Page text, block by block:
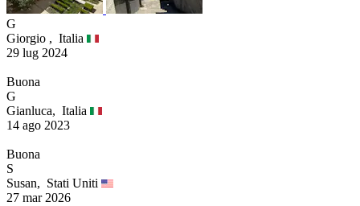
G
Giorgio , Italia
29 lug 2024
Buona
G
Gianluca, Italia
14 ago 2023
Buona
S
Susan, Stati Uniti
27 mar 2026